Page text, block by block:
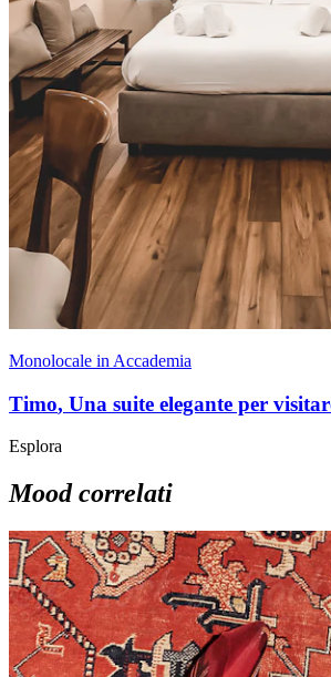
Monolocale in Accademia
Timo, Una suite elegante per
Esplora
Mood correlati